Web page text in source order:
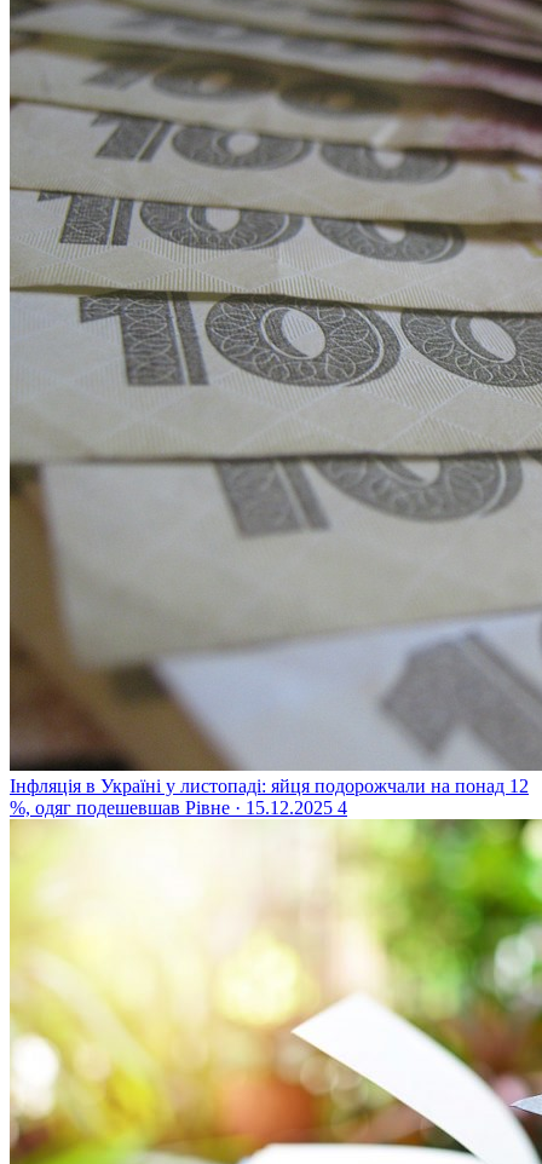
Інфляція в Україні у листопаді: яйця подорожчали на понад 12
%, одяг подешевшав Рівне · 15.12.2025 4